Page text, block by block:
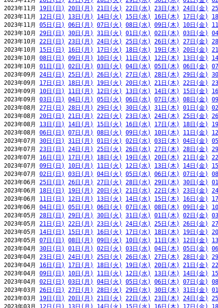
2023年11月 19日(日) 20日(月) 21日(火) 22日(水) 23日(木) 24日(金)
2023年11月 12日(日) 13日(月) 14日(火) 15日(水) 16日(木) 17日(金)
2023年11月 05日(日) 06日(月) 07日(火) 08日(水) 09日(木) 10日(金)
2023年10月 29日(日) 30日(月) 31日(火) 01日(水) 02日(木) 03日(金)
2023年10月 22日(日) 23日(月) 24日(火) 25日(水) 26日(木) 27日(金)
2023年10月 15日(日) 16日(月) 17日(火) 18日(水) 19日(木) 20日(金)
2023年10月 08日(日) 09日(月) 10日(火) 11日(水) 12日(木) 13日(金)
2023年10月 01日(日) 02日(月) 03日(火) 04日(水) 05日(木) 06日(金)
2023年09月 24日(日) 25日(月) 26日(火) 27日(水) 28日(木) 29日(金)
2023年09月 17日(日) 18日(月) 19日(火) 20日(水) 21日(木) 22日(金)
2023年09月 10日(日) 11日(月) 12日(火) 13日(水) 14日(木) 15日(金)
2023年09月 03日(日) 04日(月) 05日(火) 06日(水) 07日(木) 08日(金)
2023年08月 27日(日) 28日(月) 29日(火) 30日(水) 31日(木) 01日(金)
2023年08月 20日(日) 21日(月) 22日(火) 23日(水) 24日(木) 25日(金)
2023年08月 13日(日) 14日(月) 15日(火) 16日(水) 17日(木) 18日(金)
2023年08月 06日(日) 07日(月) 08日(火) 09日(水) 10日(木) 11日(金)
2023年07月 30日(日) 31日(月) 01日(火) 02日(水) 03日(木) 04日(金)
2023年07月 23日(日) 24日(月) 25日(火) 26日(水) 27日(木) 28日(金)
2023年07月 16日(日) 17日(月) 18日(火) 19日(水) 20日(木) 21日(金)
2023年07月 09日(日) 10日(月) 11日(火) 12日(水) 13日(木) 14日(金)
2023年07月 02日(日) 03日(月) 04日(火) 05日(水) 06日(木) 07日(金)
2023年06月 25日(日) 26日(月) 27日(火) 28日(水) 29日(木) 30日(金)
2023年06月 18日(日) 19日(月) 20日(火) 21日(水) 22日(木) 23日(金)
2023年06月 11日(日) 12日(月) 13日(火) 14日(水) 15日(木) 16日(金)
2023年06月 04日(日) 05日(月) 06日(火) 07日(水) 08日(木) 09日(金)
2023年05月 28日(日) 29日(月) 30日(火) 31日(水) 01日(木) 02日(金)
2023年05月 21日(日) 22日(月) 23日(火) 24日(水) 25日(木) 26日(金)
2023年05月 14日(日) 15日(月) 16日(火) 17日(水) 18日(木) 19日(金)
2023年05月 07日(日) 08日(月) 09日(火) 10日(水) 11日(木) 12日(金)
2023年04月 30日(日) 01日(月) 02日(火) 03日(水) 04日(木) 05日(金)
2023年04月 23日(日) 24日(月) 25日(火) 26日(水) 27日(木) 28日(金)
2023年04月 16日(日) 17日(月) 18日(火) 19日(水) 20日(木) 21日(金)
2023年04月 09日(日) 10日(月) 11日(火) 12日(水) 13日(木) 14日(金)
2023年04月 02日(日) 03日(月) 04日(火) 05日(水) 06日(木) 07日(金)
2023年03月 26日(日) 27日(月) 28日(火) 29日(水) 30日(木) 31日(金)
2023年03月 19日(日) 20日(月) 21日(火) 22日(水) 23日(木) 24日(金)
2023年03月 12日(日) 13日(月) 14日(火) 15日(水) 16日(木) 17日(金)